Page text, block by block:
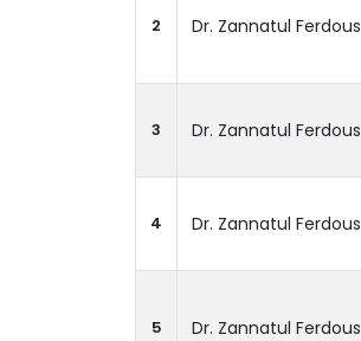
2 Dr. Zannatul Ferdous
3 Dr. Zannatul Ferdous
4 Dr. Zannatul Ferdous
5 Dr. Zannatul Ferdous